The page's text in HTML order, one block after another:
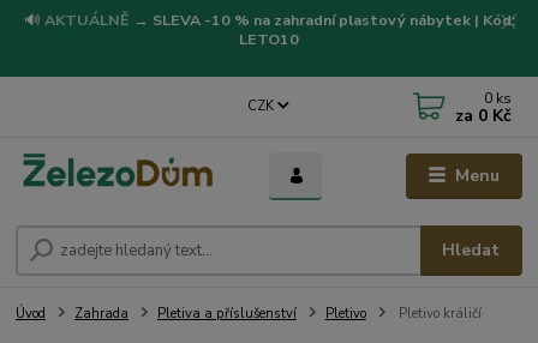
🔊 AKTUÁLNĚ → SLEVA -10 % na zahradní plastový nábytek | Kód:
LETO10
Menu
CZK
Hledat
0 ks
za 0 Kč
Úvod Zahrada Pletiva a příslušenství Pletivo Pletivo králičí